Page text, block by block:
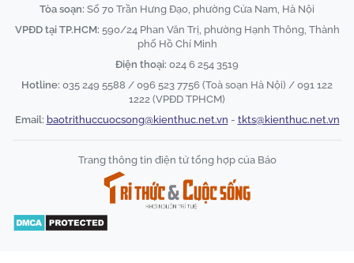
Tòa soạn: Số 70 Trần Hưng Đạo, phường Cửa Nam, Hà Nội
VPĐD tại TP.HCM: 590/24 Phan Văn Trị, phường Hạnh Thông, Thành
phố Hồ Chí Minh
Điện thoại: 024 6 254 3519
Hotline: 035 249 5588 / 096 523 7756 (Toà soạn Hà Nội) / 091 122
1222 (VPĐD TPHCM)
Email: baotrithuccuocsong@kienthuc.net.vn - tkts@kienthuc.net.vn
Trang thông tin điện tử tổng hợp của Báo